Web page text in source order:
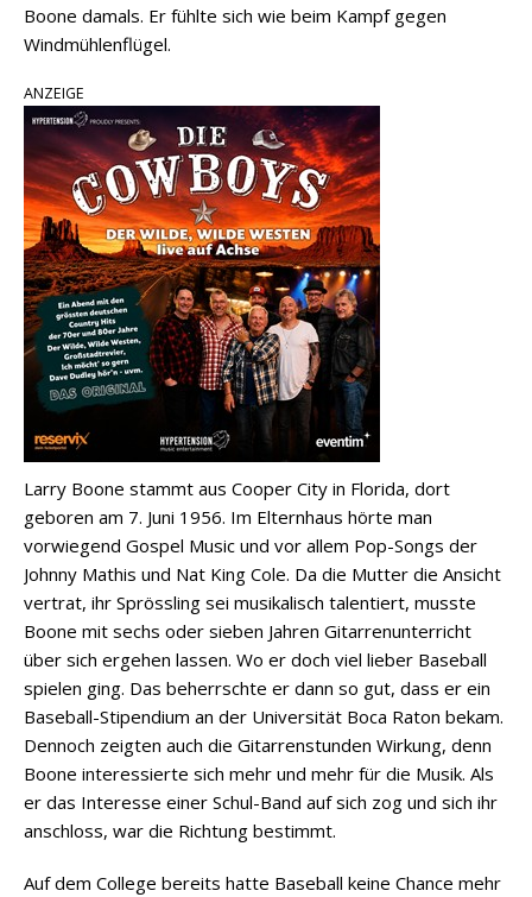
Boone damals. Er fühlte sich wie beim Kampf gegen
Windmühlenflügel.
ANZEIGE
Larry Boone stammt aus Cooper City in Florida, dort
geboren am 7. Juni 1956. Im Elternhaus hörte man
vorwiegend Gospel Music und vor allem Pop-Songs der
Johnny Mathis und Nat King Cole. Da die Mutter die Ansicht
vertrat, ihr Sprössling sei musikalisch talentiert, musste
Boone mit sechs oder sieben Jahren Gitarrenunterricht
über sich ergehen lassen. Wo er doch viel lieber Baseball
spielen ging. Das beherrschte er dann so gut, dass er ein
Baseball-Stipendium an der Universität Boca Raton bekam.
Dennoch zeigten auch die Gitarrenstunden Wirkung, denn
Boone interessierte sich mehr und mehr für die Musik. Als
er das Interesse einer Schul-Band auf sich zog und sich ihr
anschloss, war die Richtung bestimmt.
Auf dem College bereits hatte Baseball keine Chance mehr